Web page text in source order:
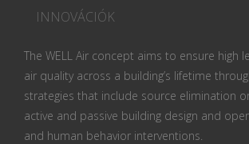
INNOVÁCIÓK
The WELL Air concept aims to ensure high
air quality across a building’s lifetime
strategies that include source elimination
active and passive building design and
and human behavior interventions.